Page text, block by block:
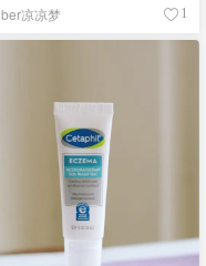
ber凉凉梦 1